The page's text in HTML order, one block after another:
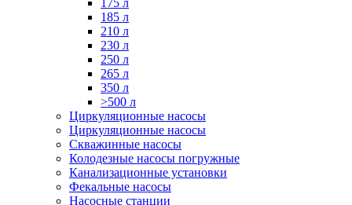
175 л
185 л
210 л
230 л
250 л
265 л
350 л
>500 л
Циркуляционные насосы
Циркуляционные насосы
Скважинные насосы
Колодезные насосы погружные
Канализационные установки
Фекальные насосы
Насосные станции